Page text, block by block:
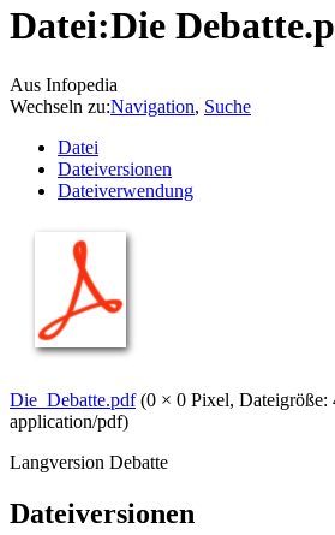
Datei:Die
Aus Infopedia
Wechseln zu:Navigation, Suche
Datei
Dateiversionen
Dateiverwendung
Die_Debatte.pdf (0 × 0 Pixel,
application/pdf)
Langversion Debatte
Dateiversionen